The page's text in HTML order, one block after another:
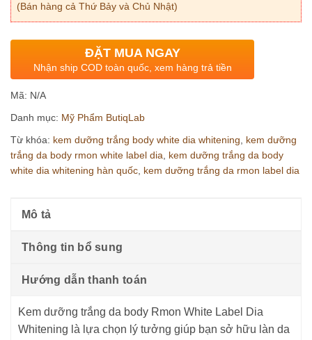
(Bán hàng cả Thứ Bảy và Chủ Nhật)
ĐẶT MUA NGAY
Nhận ship COD toàn quốc, xem hàng trả tiền
Mã: N/A
Danh mục: Mỹ Phẩm ButiqLab
Từ khóa: kem dưỡng trắng body white dia whitening, kem dưỡng
trắng da body rmon white label dia, kem dưỡng trắng da body
white dia whitening hàn quốc, kem dưỡng trắng da rmon label dia
Mô tả
Thông tin bổ sung
Hướng dẫn thanh toán
Kem dưỡng trắng da body Rmon White Label Dia
Whitening là lựa chọn lý tưởng giúp bạn sở hữu làn da